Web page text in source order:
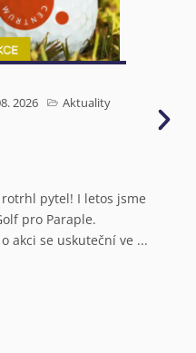
2026 Aktuality
pytel! I letos jsme
pro Paraple.
akci se uskuteční ve ...